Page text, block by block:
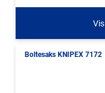
Vis
Boltesaks KNIPEX 7172